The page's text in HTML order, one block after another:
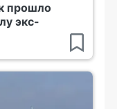
прошло
экс-